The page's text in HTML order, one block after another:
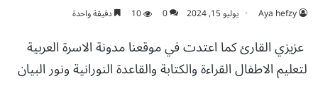
Aya hefzy يوليو 15, 2024 0
10 دقيقة واحدة
عزيزي القارئ كما اعتدت في موقعنا مدونة الاسرة العربية
لتعليم الاطفال القراءة والكتابة والقاعدة النورانية ونور البيان